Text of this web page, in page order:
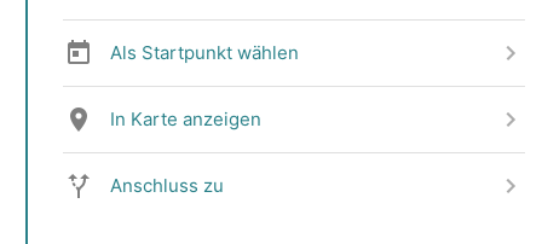
Als Startpunkt wählen
In Karte anzeigen
Anschluss zu